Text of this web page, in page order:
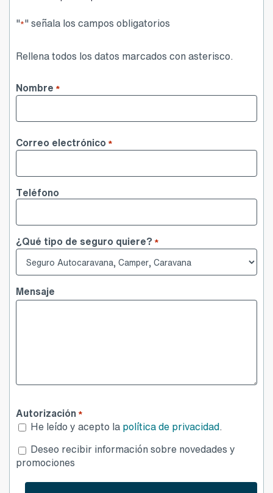
Nombre
Nombre
Correo electrónico
¿Qué tipo de seguro quiere? *
Mensaje
Autorización *
política de privacidad
DeseaDeseo recibir información sobre novedades y